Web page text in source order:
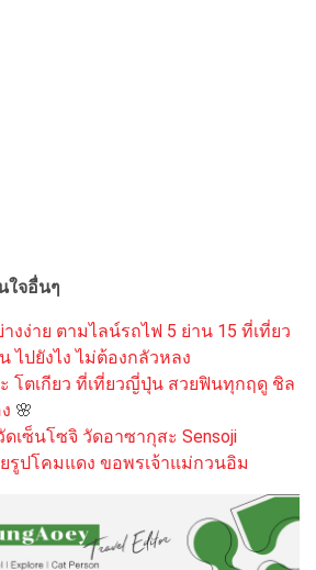
ใจอื่นๆ
างง่าย ตามไลน์รถไฟ 5 ย่าน 15 ที่เที่ยว
ไปยังไง ไม่ต้องกลัวหลง
โตเกียว ที่เที่ยวญี่ปุ่น สวยฟินทุกฤดู ชิล
🌸
ดเซ็นโซจิ วัดอาซากุสะ Sensoji
รูปโคมแดง ขอพรเจ้าแม่กวนอิม